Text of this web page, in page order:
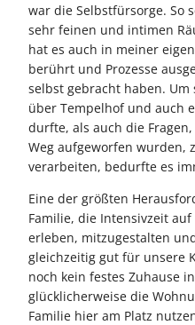
war die Selbstfürsorge. So
sehr feinen und intimen
hat es auch in meiner
berührt und Prozesse
selbst gebracht haben. Um
über Tempelhof und auch
durfte, als auch die
Weg aufgeworfen wurden,
verarbeiten, bedurfte es
Eine der größten
Familie, die Intensivzeit
erleben, mitzugestalten
gleichzeitig gut für unsere
noch kein festes Zuhause
glücklicherweise die
Familie hier am Platz